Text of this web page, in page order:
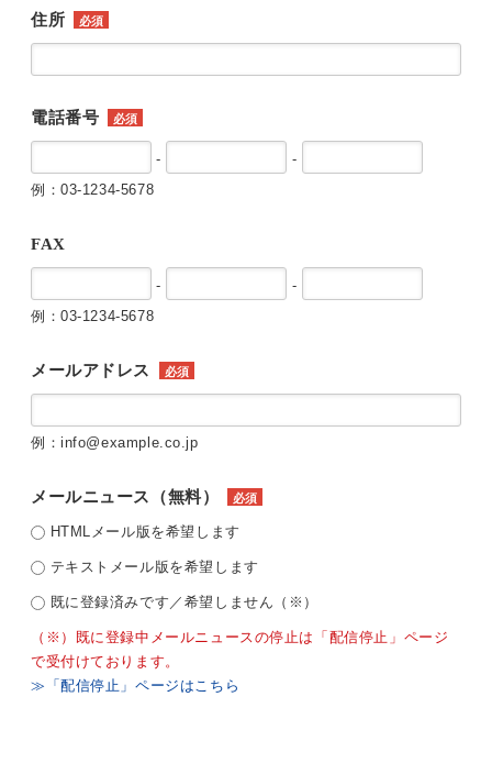
住所 必須
電話番号 必須
-
-
例：03-1234-5678
FAX
-
-
例：03-1234-5678
メールアドレス 必須
例：info@example.co.jp
メールニュース（無料） 必須
HTMLメール版を希望します
テキストメール版を希望します
既に登録済みです／希望しません（※）
（※）既に登録中メールニュースの停止は「配信停止」ページ
で受付けております。
≫「配信停止」ページはこちら